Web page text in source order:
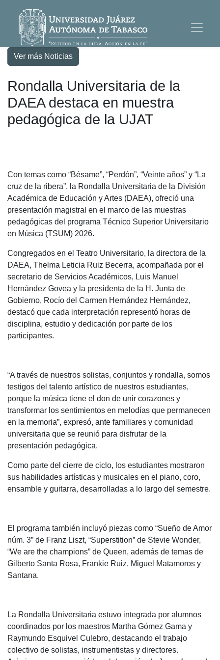
Ver más Noticias
Rondalla Universitaria de la
DAEA destaca en muestra
pedagógica de la UJAT
Con temas como “Bésame”, “Perdón”, “Veinte años” y “La
cruz de la ribera”, la Rondalla Universitaria de la División
Académica de Educación y Artes (DAEA), ofreció una
presentación magistral en el marco de las muestras
pedagógicas del programa Técnico Superior Universitario
en Música (TSUM) 2026.
Congregados en el Teatro Universitario, la directora de la
DAEA, Thelma Leticia Ruiz Becerra, acompañada por el
secretario de Servicios Académicos, Luis Manuel
Hernández Govea y la presidenta de la H. Junta de
Gobierno, Rocío del Carmen Hernández Hernández,
destacó que cada interpretación representó horas de
disciplina, estudio y dedicación por parte de los
participantes.
“A través de nuestros solistas, conjuntos y rondalla, somos
testigos del talento artístico de nuestros estudiantes,
porque la música tiene el don de unir corazones y
transformar los sentimientos en melodías que permanecen
en la memoria”, expresó, ante familiares y comunidad
universitaria que se reunió para disfrutar de la
presentación pedagógica.
Como parte del cierre de ciclo, los estudiantes mostraron
sus habilidades artísticas y musicales en el piano, coro,
ensamble y guitarra, desarrolladas a lo largo del semestre.
El programa también incluyó piezas como “Sueño de Amor
núm. 3” de Franz Liszt, “Superstition” de Stevie Wonder,
“We are the champions” de Queen, además de temas de
Gilberto Santa Rosa, Frankie Ruiz, Miguel Matamoros y
Santana.
La Rondalla Universitaria estuvo integrada por alumnos
coordinados por los maestros Martha Gómez Gama y
Raymundo Esquivel Culebro, destacando el trabajo
colectivo de solistas, instrumentistas y directores.